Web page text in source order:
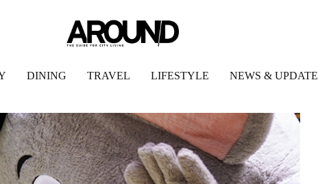
DINING TRAVEL LIFESTYLE NEWS & UPDATE